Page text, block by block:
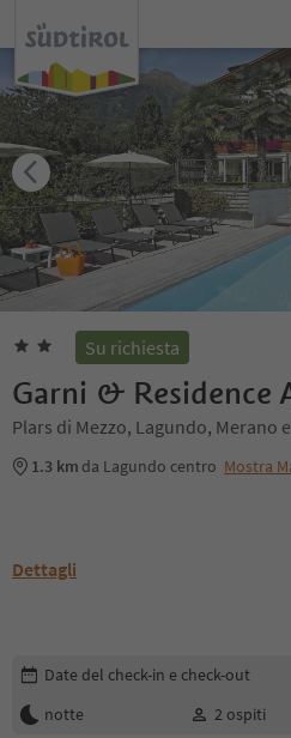
Su richiesta
Garni & Residence
Plars di Mezzo, Lagundo, Merano
1.3 km da Lagundo centro Mostra
Dettagli
Modifica i dettagli della
Date del check-in e check-out
notte
2 ospiti